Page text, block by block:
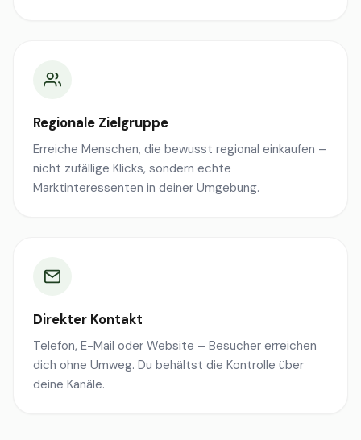
Regionale Zielgruppe
Erreiche Menschen, die bewusst regional einkaufen –
nicht zufällige Klicks, sondern echte
Marktinteressenten in deiner Umgebung.
Direkter Kontakt
Telefon, E-Mail oder Website – Besucher erreichen
dich ohne Umweg. Du behältst die Kontrolle über
deine Kanäle.